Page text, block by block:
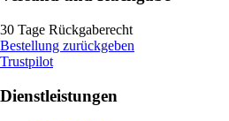
30 Tage Rückgaberecht
Bestellung zurückgeben
Trustpilot
Dienstleistungen